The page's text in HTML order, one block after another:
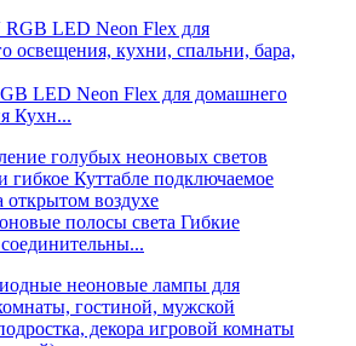
LED Neon Flex для домашнего
Кухн...
полосы света Гибкие